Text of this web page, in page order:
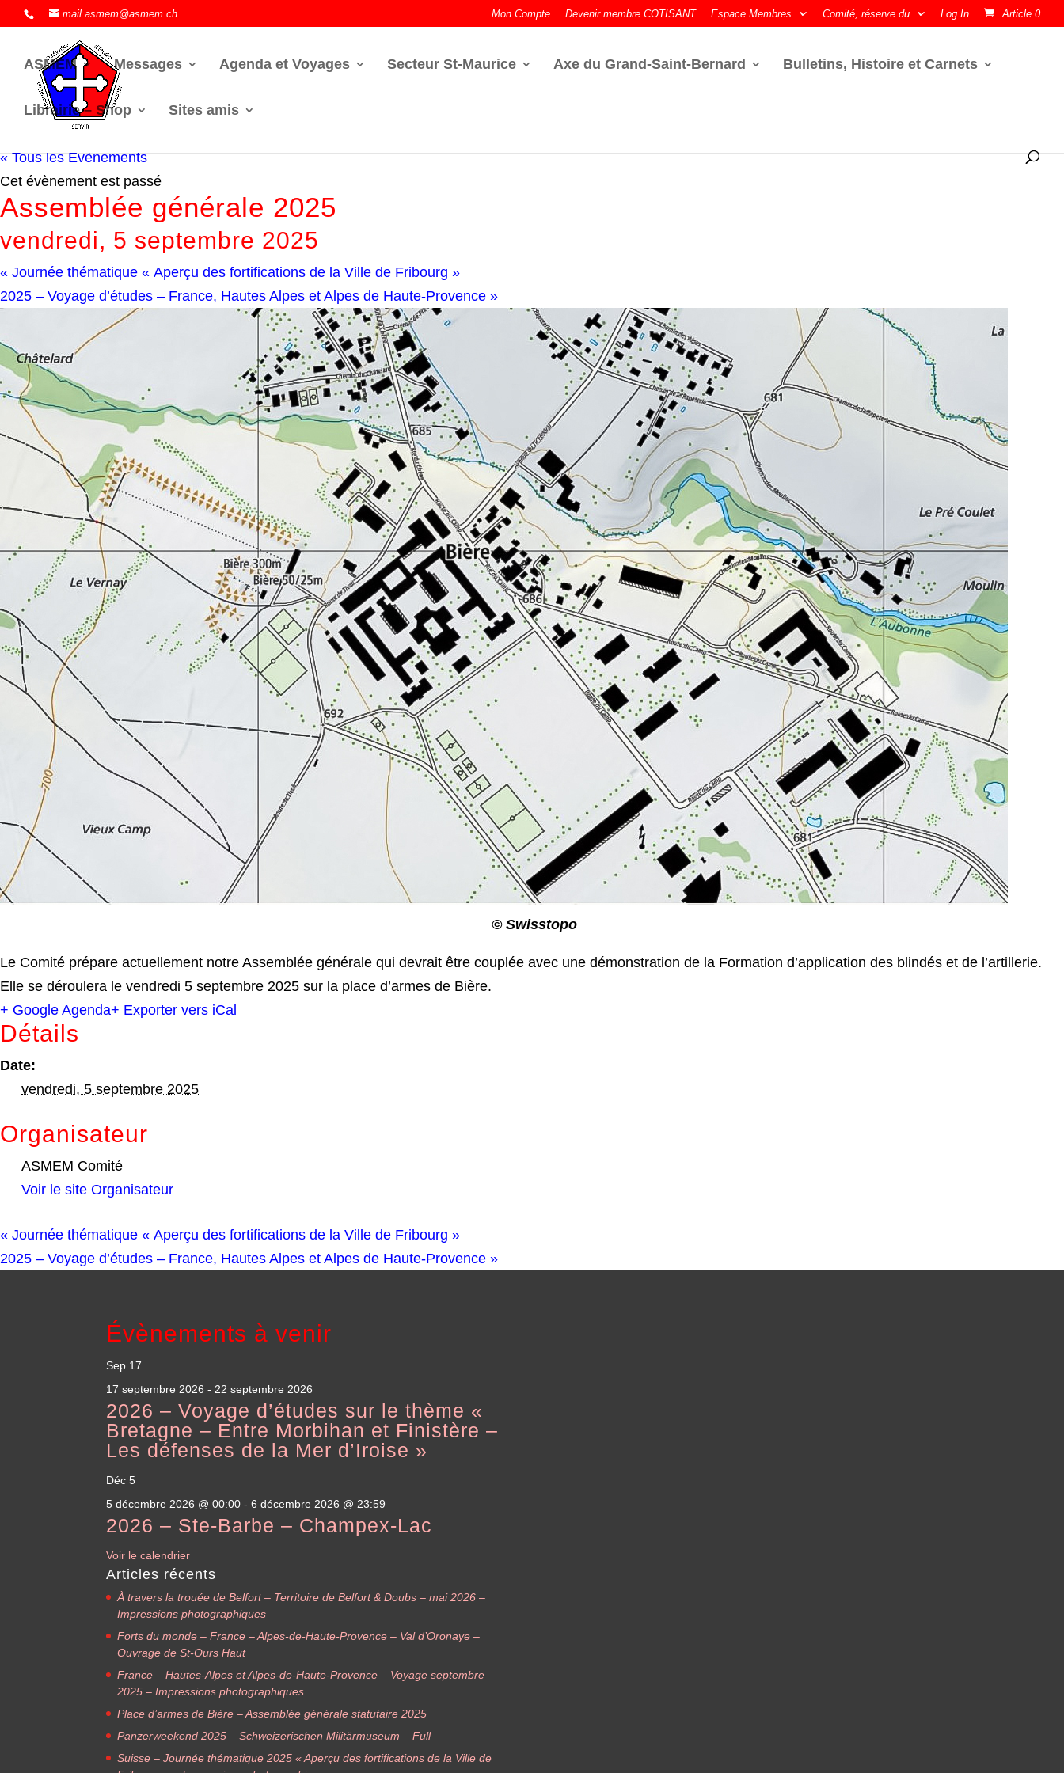
mail.asmem@asmem.ch Mon Compte Devenir membre COTISANT Espace Membres Comité, réserve du Log In Article 0
ASMEM Messages Agenda et Voyages Secteur St-Maurice Axe du Grand-Saint-Bernard Bulletins, Histoire et Carnets
Librairie – Shop Sites amis
« Tous les Évènements
Cet évènement est passé
Assemblée générale 2025
vendredi, 5 septembre 2025
« Journée thématique « Aperçu des fortifications de la Ville de Fribourg »
2025 – Voyage d’études – France, Hautes Alpes et Alpes de Haute-Provence »
© Swisstopo
Le Comité prépare actuellement notre Assemblée générale qui devrait être couplée avec une démonstration de la Formation d’application des blindés et de l’artillerie.
Elle se déroulera le vendredi 5 septembre 2025 sur la place d’armes de Bière.
+ Google Agenda+ Exporter vers iCal
Détails
Date:
vendredi, 5 septembre 2025
Organisateur
ASMEM Comité
Voir le site Organisateur
« Journée thématique « Aperçu des fortifications de la Ville de Fribourg »
2025 – Voyage d’études – France, Hautes Alpes et Alpes de Haute-Provence »
Évènements à venir
Sep 17
17 septembre 2026 - 22 septembre 2026
2026 – Voyage d’études sur le thème «
Bretagne – Entre Morbihan et Finistère –
Les défenses de la Mer d’Iroise »
Déc5
5 décembre 2026 @ 00:00 -6 décembre 2026 @ 23:59
2026 – Ste-Barbe – Champex-Lac
Voir le calendrier
Articles récents
À travers la trouée de Belfort – Territoire de Belfort & Doubs – mai 2026 –
Impressions photographiques
Forts du monde – France – Alpes-de-Haute-Provence – Val d’Oronaye –
Ouvrage de St-Ours Haut
France – Hautes-Alpes et Alpes-de-Haute-Provence – Voyage septembre
2025 – Impressions photographiques
Place d’armes de Bière – Assemblée générale statutaire 2025
Panzerweekend 2025 – Schweizerischen Militärmuseum – Full
Suisse – Journée thématique 2025 « Aperçu des fortifications de la Ville de